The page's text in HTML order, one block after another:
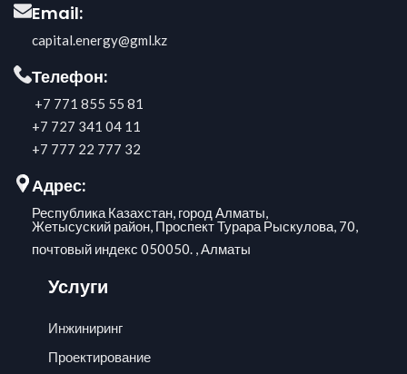
Email:
capital.energy@gml.kz
Телефон:
+7 771 855 55 81
+7 727 341 04 11
+7 777 22 777 32
Адрес:
Республика Казахстан, город Алматы,
​Жетысуский район, Проспект Турара Рыскулова, 70,
почтовый индекс 050050. , Алматы​
Услуги
Инжиниринг
Проектирование